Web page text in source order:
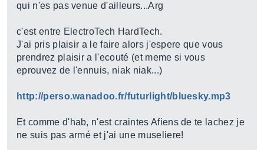
qui n'es pas venue d'ailleurs...Arg
c'est entre ElectroTech HardTech.
J'ai pris plaisir a le faire alors j'espere que vous
prendrez plaisir a l'ecouté (et meme si vous
eprouvez de l'ennuis, niak niak...)
http://perso.wanadoo.fr/futurlight/bluesky.mp3
Et comme d'hab, n'est craintes Afiens de te lachez je
ne suis pas armé et j'ai une museliere!